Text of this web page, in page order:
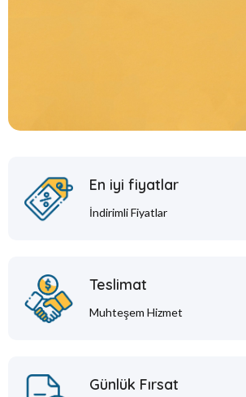
En iyi fiyatlar
İndirimli Fiyatlar
Teslimat
Muhteşem Hizmet
Günlük Fırsat